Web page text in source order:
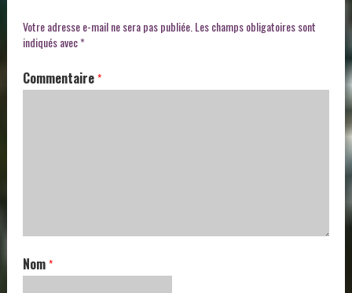
Votre adresse e-mail ne sera pas publiée. Les champs obligatoires sont
indiqués avec*
Commentaire*
Nom*